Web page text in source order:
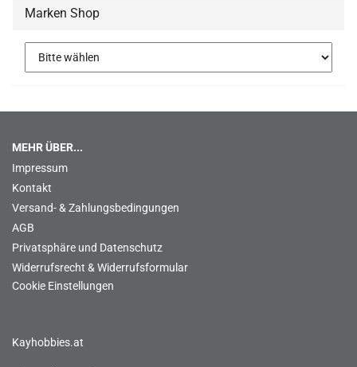
Marken Shop
MEHR ÜBER...
Impressum
Kontakt
Versand- & Zahlungsbedingungen
AGB
Privatsphäre und Datenschutz
Widerrufsrecht & Widerrufsformular
Cookie Einstellungen
Kayhobbies.at